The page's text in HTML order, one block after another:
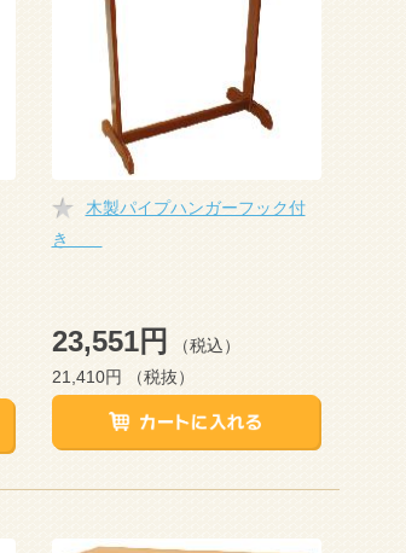
木製パイプハンガーフック付
き
23,551円
（税込）
21,410円
（税抜）